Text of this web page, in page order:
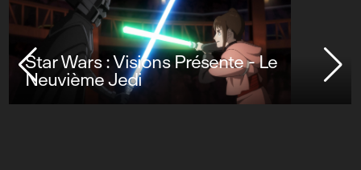
Star Wars : Visions Présente - Le
Neuvième Jedi